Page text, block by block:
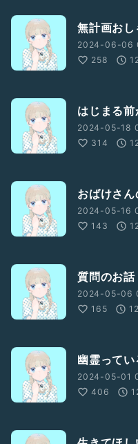
無計画おし
2024-06-06
258
はじまる
2024-05-18
314
おばけさ
2024-05-16
143
質問のお話
2024-05-06
165
幽霊って
2024-05-01
406